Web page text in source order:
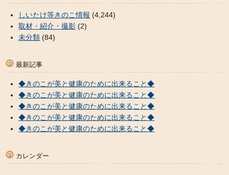
しいたけ等きのこ情報 (4,244)
取材・紹介・撮影 (2)
未分類 (84)
最新記事
◆きのこが美と健康のために出来ること◆
◆きのこが美と健康のために出来ること◆
◆きのこが美と健康のために出来ること◆
◆きのこが美と健康のために出来ること◆
◆きのこが美と健康のために出来ること◆
カレンダー